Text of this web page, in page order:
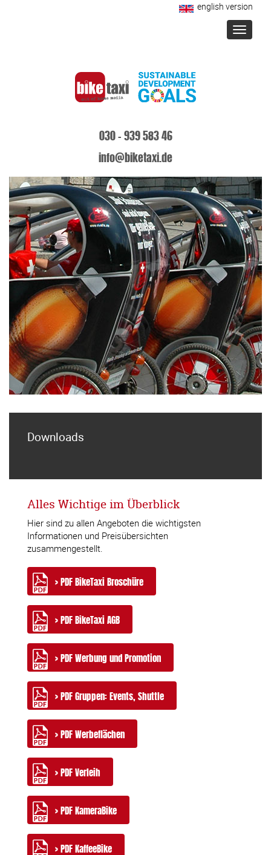
english version
Toggle
030 - 939 583 46
info@biketaxi.de
Downloads
Alles Wichtige im Überblick
Hier sind zu allen Angeboten die wichtigsten
Informationen und Preisübersichten
zusammengestellt.
> PDF BikeTaxi Broschüre
> PDF BikeTaxi AGB
> PDF Werbung und Promotion
> PDF Gruppen: Events, Shuttle
> PDF Werbeflächen
> PDF Verleih
> PDF KameraBike
> PDF KaffeeBike